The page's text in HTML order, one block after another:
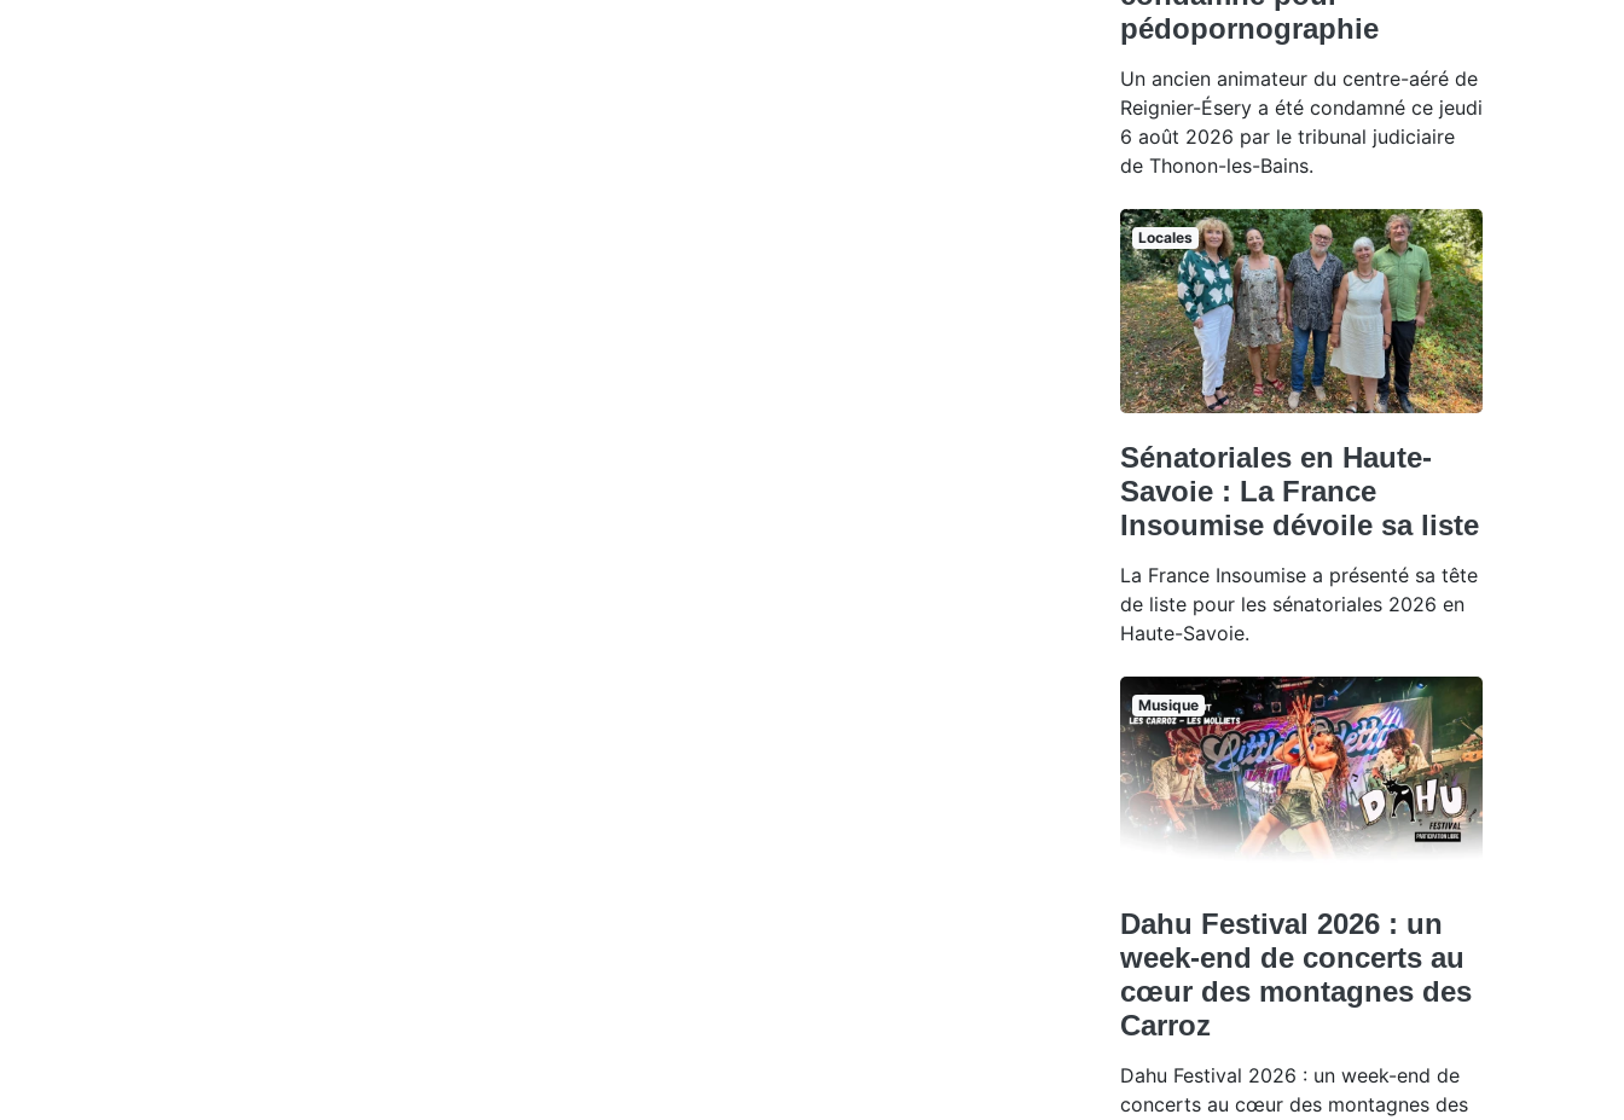
pédopornographie
Un ancien animateur du centre-aéré de
Reignier-Ésery a été condamné ce jeudi
6 août 2026 par le tribunal judiciaire
de Thonon-les-Bains.
Locales
Sénatoriales en Haute-
Savoie : La France
Insoumise dévoile sa liste
La France Insoumise a présenté sa tête
de liste pour les sénatoriales 2026 en
Haute-Savoie.
Musique
Dahu Festival 2026 : un
week-end de concerts au
cœur des montagnes des
Carroz
Dahu Festival 2026 : un week-end de
concerts au cœur des montagnes des